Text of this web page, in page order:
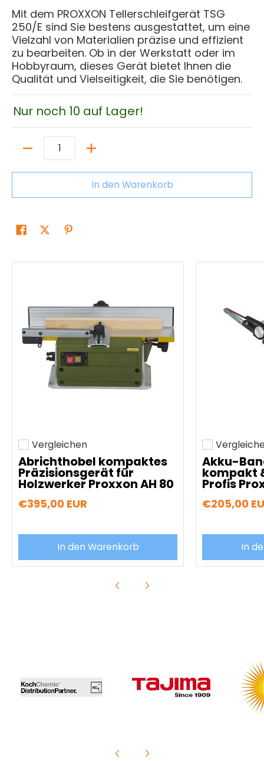
Mit dem PROXXON Tellerschleifgerät TSG
250/E sind Sie bestens ausgestattet, um eine
Vielzahl von Materialien präzise und effizient
zu bearbeiten. Ob in der Werkstatt oder im
Hobbyraum, dieses Gerät bietet Ihnen die
Qualität und Vielseitigkeit, die Sie benötigen.
Nur noch 10 auf Lager!
Menge
In den Warenkorb
Hinzufügen zum vergleichen
Vergleichen
Abrichthobel kompaktes
Präzisionsgerät für
Holzwerker Proxxon AH 80
€395,00 EUR
In den Warenkorb
Hinzufügen
Akku-
kompakt
Profis
€205,00
In